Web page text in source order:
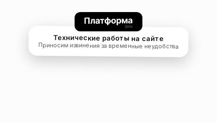
Технические работы на сайте
Приносим извинения за временные неудобства